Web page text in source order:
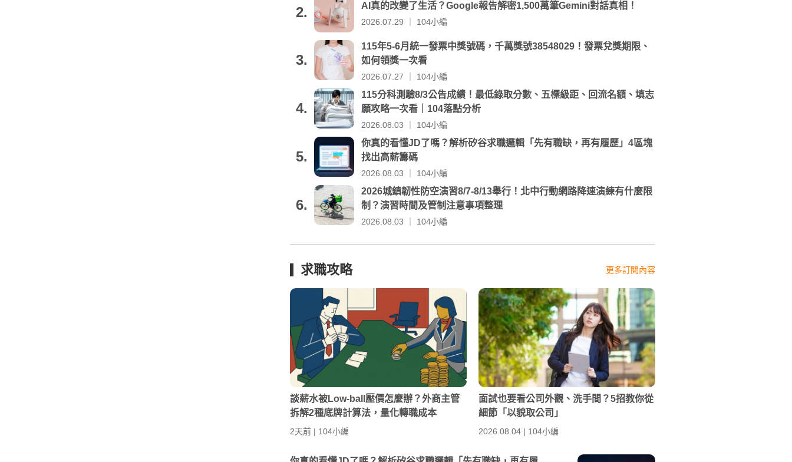
2. AI真的改變了生活？Google報告解密1,500萬筆Gemini對話真相！
2026.07.29 ｜ 104小編
3.
115年5-6月統一發票中獎號碼，千萬獎號38548029！發票兌獎期限、
如何領獎一次看
2026.07.27 ｜ 104小編
4.
115分科測驗8/3公告成績！最低錄取分數、五標級距、回流名額、填志
願攻略一次看｜104落點分析
2026.08.03 ｜ 104小編
5.
你真的看懂JD了嗎？解析矽谷求職邏輯「先有職缺，再有履歷」4區塊
找出高薪籌碼
2026.08.03 ｜ 104小編
6.
2026城鎮韌性防空演習8/7-8/13舉行！北中行動網路降速演練有什麼限
制？演習時間及管制注意事項整理
2026.08.03 ｜ 104小編
求職攻略 更多訂閱內容
談薪水被Low-ball壓價怎麼辦？外商主管
拆解2種底牌計算法，量化轉職成本
2天前 | 104小編
面試也要看公司外觀、洗手間？5招教你從
細節「以貌取公司」
2026.08.04 | 104小編